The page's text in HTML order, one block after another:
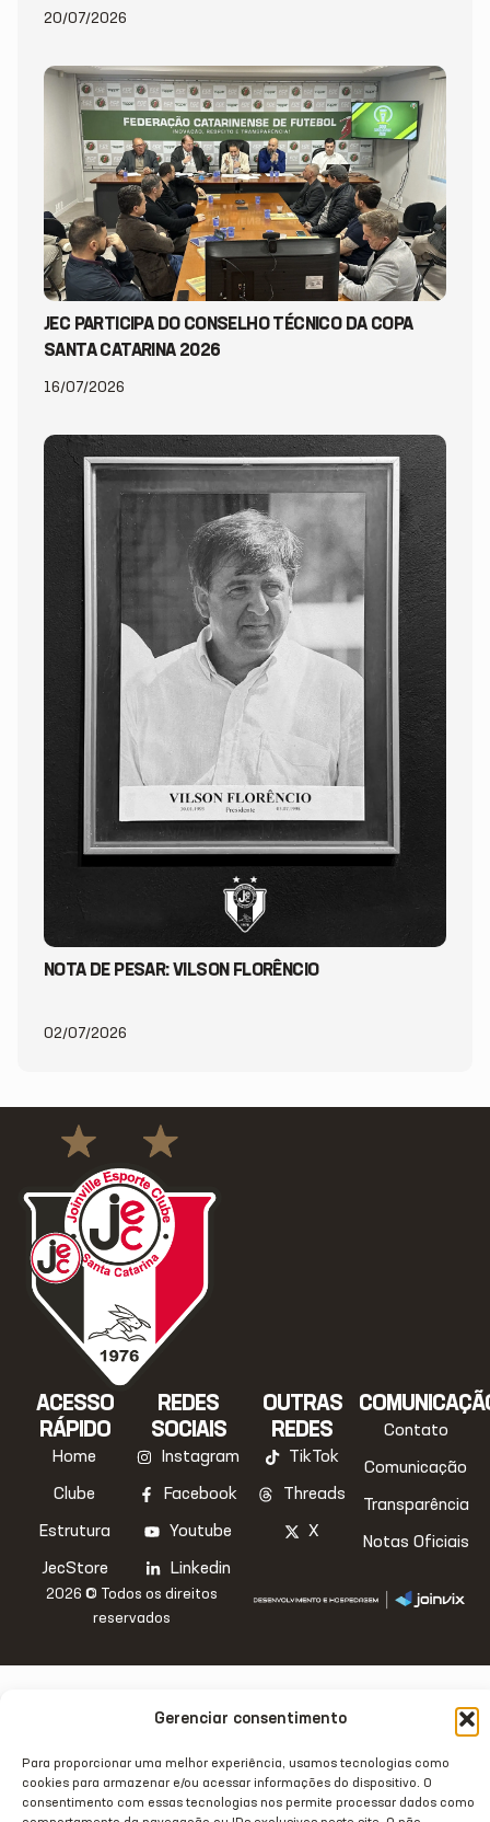
Gerenciar consentimento
Para proporcionar uma melhor experiência, usamos tecnologias como
cookies para armazenar e/ou acessar informações do dispositivo. O
consentimento com essas tecnologias nos permite processar dados como
20/07/2026
JEC PARTICIPA DO CONSELHO TÉCNICO DA COPA
SANTA CATARINA 2026
16/07/2026
NOTA DE PESAR: VILSON FLORÊNCIO
02/07/2026
ACESSO
RÁPIDO
Home
Clube
Estrutura
JecStore
REDES
SOCIAIS
Instagram
Facebook
Youtube
Linkedin
OUTRAS
REDES
TikTok
Threads
X
Contato
Comunicação
Transparência
Notas Oficiais
2026 © Todos os direitos
reservados